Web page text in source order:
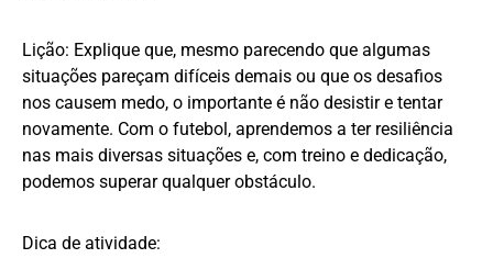
Lição: Explique que, mesmo parecendo que algumas
situações pareçam difíceis demais ou que os desafios
nos causem medo, o importante é não desistir e tentar
novamente. Com o futebol, aprendemos a ter resiliência
nas mais diversas situações e, com treino e dedicação,
podemos superar qualquer obstáculo.
Dica de atividade: